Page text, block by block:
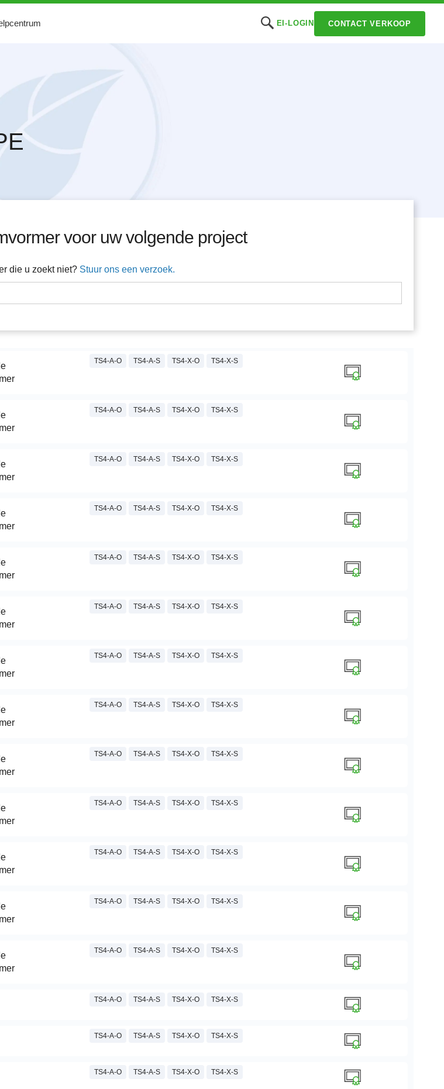
EI-LOGIN CONTACT VERKOOP
voor uw volgende project
die u zoekt niet? Stuur ons een verzoek.
TS4-A-O TS4-A-S TS4-X-O TS4-X-S
TS4-A-O TS4-A-S TS4-X-O TS4-X-S
TS4-A-O TS4-A-S TS4-X-O TS4-X-S
TS4-A-O TS4-A-S TS4-X-O TS4-X-S
TS4-A-O TS4-A-S TS4-X-O TS4-X-S
TS4-A-O TS4-A-S TS4-X-O TS4-X-S
TS4-A-O TS4-A-S TS4-X-O TS4-X-S
TS4-A-O TS4-A-S TS4-X-O TS4-X-S
TS4-A-O TS4-A-S TS4-X-O TS4-X-S
TS4-A-O TS4-A-S TS4-X-O TS4-X-S
TS4-A-O TS4-A-S TS4-X-O TS4-X-S
TS4-A-O TS4-A-S TS4-X-O TS4-X-S
TS4-A-O TS4-A-S TS4-X-O TS4-X-S
TS4-A-O TS4-A-S TS4-X-O TS4-X-S
TS4-A-O TS4-A-S TS4-X-O TS4-X-S
TS4-A-O TS4-A-S TS4-X-O TS4-X-S